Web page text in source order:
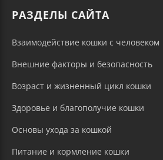
РАЗДЕЛЫ САЙТА
Взаимодействие кошки с человеком
Внешние факторы и безопасность
Возраст и жизненный цикл кошки
Здоровье и благополучие кошки
Основы ухода за кошкой
Питание и кормление кошки